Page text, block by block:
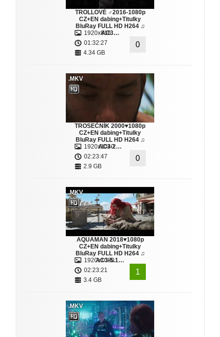
TROLLOVÉ ♂2016-1080p
CZ+EN dabing+Titulky
BluRay FULL HD H264 ♫
AC3…
1920x816
01:32:27
4.34 GB
0
.MKV
TROSEČNÍK 2000♥1080p
CZ+EN dabing+Titulky
BluRay FULL HD H264 ♫
AC3-2…
1920x1040
02:23:47
2.9 GB
0
.MKV
AQUAMAN 2018♥1080p
CZ+EN dabing+Titulky
BluRay FULL HD H264 ♫
AC3-5.1…
1920x1080
02:23:21
3.4 GB
1
.MKV